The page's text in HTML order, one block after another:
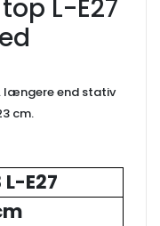
L-E27
længere end stativ
cm.
L-E27